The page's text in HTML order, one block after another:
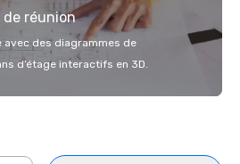
de réunion
avec des diagrammes de
d’étage interactifs en 3D.